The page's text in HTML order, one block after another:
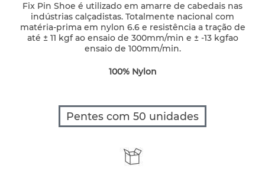
Fix Pin Shoe é utilizado em amarre de cabedais nas
indústrias calçadistas. Totalmente nacional com
matéria-prima em nylon 6.6 e resistência a tração de
até ± 11 kgf ao ensaio de 300mm/min e ± -13 kgfao
ensaio de 100mm/min.
100% Nylon
Pentes com 50 unidades